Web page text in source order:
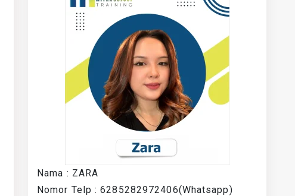
Nama : ZARA
Nomor Telp : 6285282972406(Whatsapp)